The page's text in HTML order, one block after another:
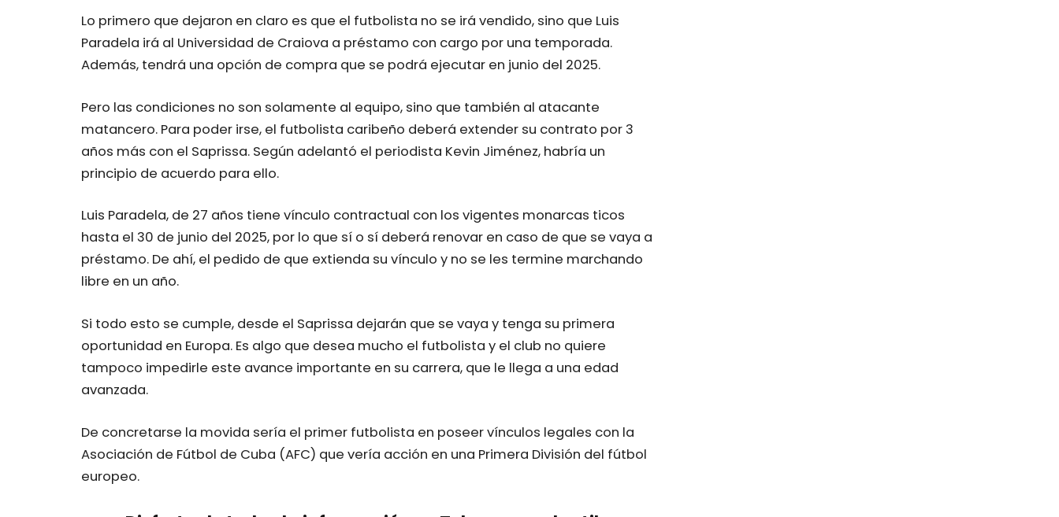
Lo primero que dejaron en claro es que el futbolista no se irá vendido, sino que Luis
Paradela irá al Universidad de Craiova a préstamo con cargo por una temporada.
Además, tendrá una opción de compra que se podrá ejecutar en junio del 2025.
Pero las condiciones no son solamente al equipo, sino que también al atacante
matancero. Para poder irse, el futbolista caribeño deberá extender su contrato por 3
años más con el Saprissa. Según adelantó el periodista Kevin Jiménez, habría un
principio de acuerdo para ello.
Luis Paradela, de 27 años tiene vínculo contractual con los vigentes monarcas ticos
hasta el 30 de junio del 2025, por lo que sí o sí deberá renovar en caso de que se vaya a
préstamo. De ahí, el pedido de que extienda su vínculo y no se les termine marchando
libre en un año.
Si todo esto se cumple, desde el Saprissa dejarán que se vaya y tenga su primera
oportunidad en Europa. Es algo que desea mucho el futbolista y el club no quiere
tampoco impedirle este avance importante en su carrera, que le llega a una edad
avanzada.
De concretarse la movida sería el primer futbolista en poseer vínculos legales con la
Asociación de Fútbol de Cuba (AFC) que vería acción en una Primera División del fútbol
europeo.